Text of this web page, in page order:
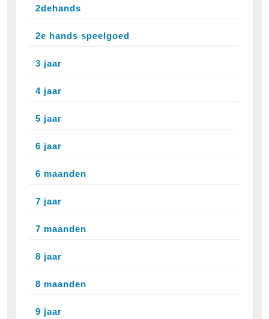
2dehands
2e hands speelgoed
3 jaar
4 jaar
5 jaar
6 jaar
6 maanden
7 jaar
7 maanden
8 jaar
8 maanden
9 jaar